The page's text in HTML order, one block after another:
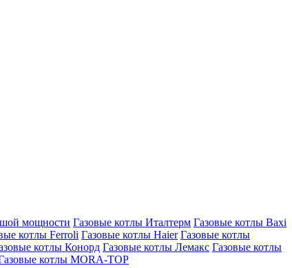
мощности Газовые котлы Италтерм Газовые котлы Baxi
котлы Ferroli Газовые котлы Haier Газовые котлы
котлы Конорд Газовые котлы Лемакс Газовые котлы
котлы MORA-TOP